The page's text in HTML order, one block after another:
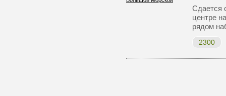
Сдается
центре
рядом
2300